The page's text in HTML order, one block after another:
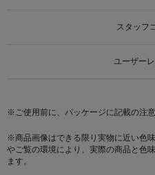
スタッフ
ユーザー
※ご使用前に、パッケージに記載の注
※商品画像はできる限り実物に近い色
やご覧の環境により、実際の商品と色
ます。